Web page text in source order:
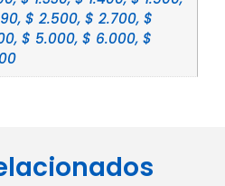
$ 2.500, $ 2.700, $
$ 5.000, $ 6.000, $